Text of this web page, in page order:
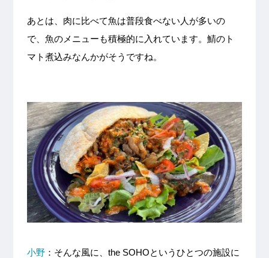
あとは、肉に比べて魚は普段食べない人が多いの
で、魚のメニューも積極的に入れています。鯖のト
マト煮込みなんかがそうですね。
小野：そんな風に、the SOHOというひとつの施設に